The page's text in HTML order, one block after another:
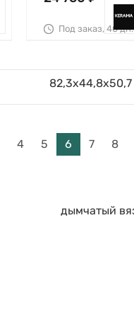
Под заказ, 40 дн.
4 5 6 7 8